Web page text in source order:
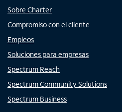
Sobre Charter
Compromiso con el cliente
Empleos
Soluciones para empresas
Spectrum Reach
Spectrum Community Solutions
Spectrum Business